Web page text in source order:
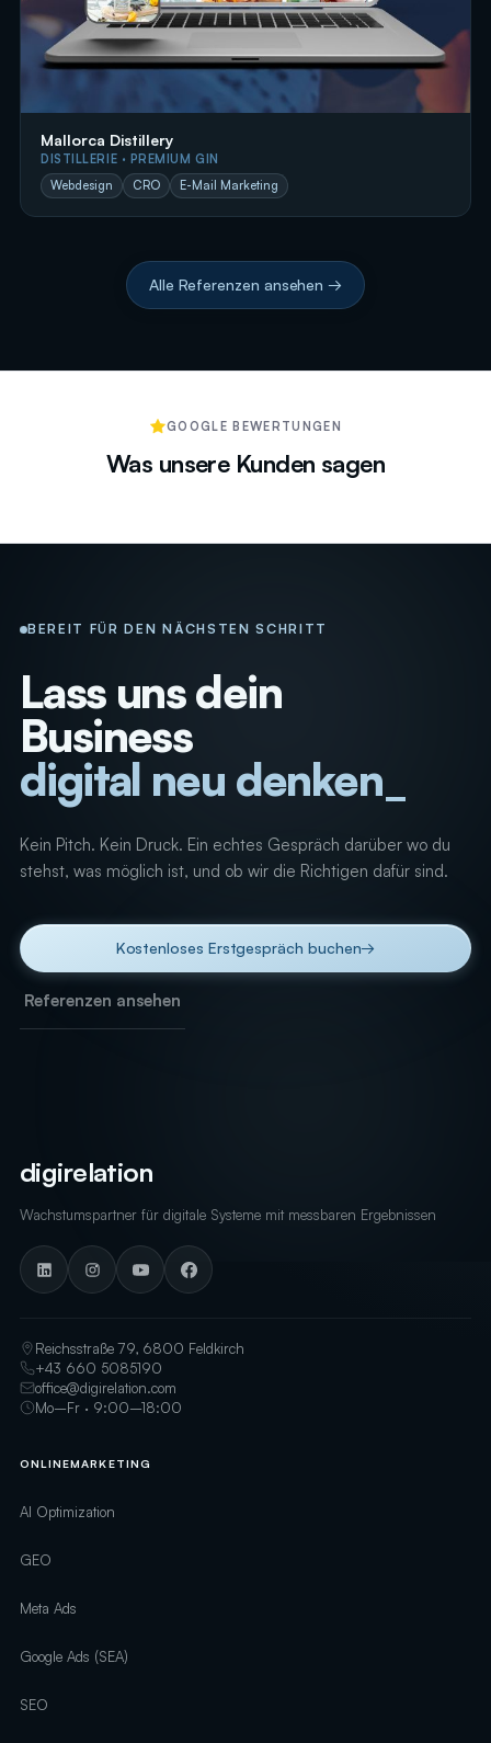
Mallorca Distillery
DISTILLERIE · PREMIUM GIN
Webdesign
CRO E-Mail Marketing
Alle Referenzen ansehen →
GOOGLE BEWERTUNGEN
Was unsere Kunden sagen
BEREIT FÜR DEN NÄCHSTEN SCHRITT
Lass uns dein
Business
digital neu denken
Kein Pitch. Kein Druck. Ein echtes Gespräch darüber wo du
stehst, was möglich ist, und ob wir die Richtigen dafür sind.
Kostenloses Erstgespräch buchen→
Referenzen ansehen
digirelation
Wachstumspartner für digitale Systeme mit messbaren Ergebnissen
Reichsstraße 79, 6800 Feldkirch
+43 660 5085190
office@digirelation.com
Mo–Fr · 9:00–18:00
ONLINEMARKETING
AI Optimization
GEO
Meta Ads
Google Ads (SEA)
SEO